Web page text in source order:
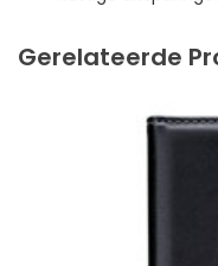
Gerelateerde